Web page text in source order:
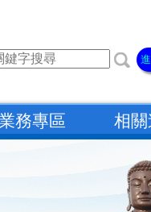
務專區 相